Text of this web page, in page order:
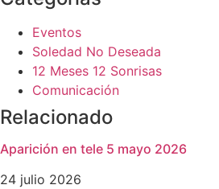
Eventos
Soledad No Deseada
12 Meses 12 Sonrisas
Comunicación
Relacionado
Aparición en tele 5 mayo 2026
24 julio 2026